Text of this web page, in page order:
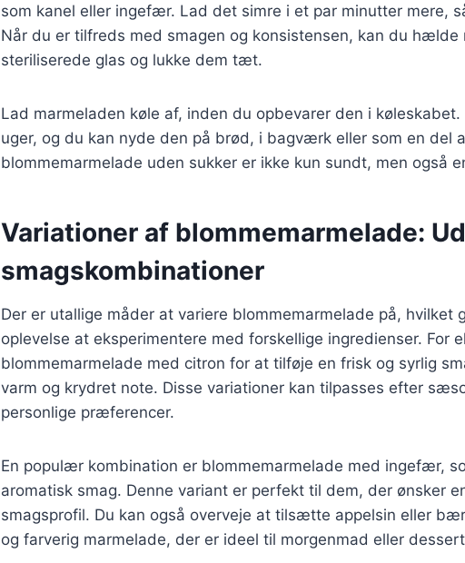
som kanel eller ingefær. Lad det simre i et par minutter mere,
Når du er tilfreds med smagen og konsistensen, kan du hælde
steriliserede glas og lukke dem tæt.
Lad marmeladen køle af, inden du opbevarer den i
uger, og du kan nyde den på brød, i bagværk eller som en del
blommemarmelade uden sukker er ikke kun sundt, men også
Variationer af blommemarmelade:
smagskombinationer
Der er utallige måder at variere blommemarmelade på,
oplevelse at eksperimentere med forskellige ingredienser. For
blommemarmelade med citron for at tilføje en frisk og syrlig
varm og krydret note. Disse variationer kan tilpasses efter
personlige præferencer.
En populær kombination er blommemarmelade med ingefær,
aromatisk smag. Denne variant er perfekt til dem, der ønsker
smagsprofil. Du kan også overveje at tilsætte appelsin eller
og farverig marmelade, der er ideel til morgenmad eller